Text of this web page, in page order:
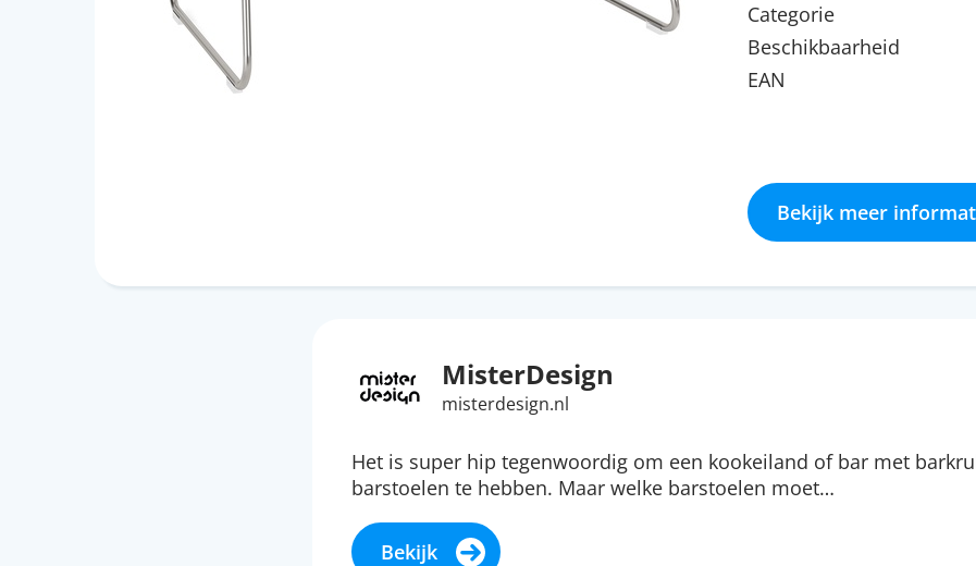
Categorie
Beschikbaarheid
EAN
Bekijk meer
MisterDesign
misterdesign.nl
Het is super hip tegenwoordig om een kookeiland of bar met
barstoelen te hebben. Maar welke barstoelen moet…
Bekijk